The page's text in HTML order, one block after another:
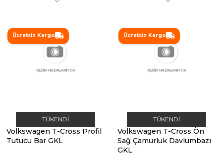
Ücretsiz Kargo
TÜKENDI
Volkswagen T-Cross Profil
Tutucu Bar GKL
Ücretsiz Kargo
TÜKENDI
Volkswagen T-Cross Ön
Sağ Çamurluk Davlumbazı
GKL